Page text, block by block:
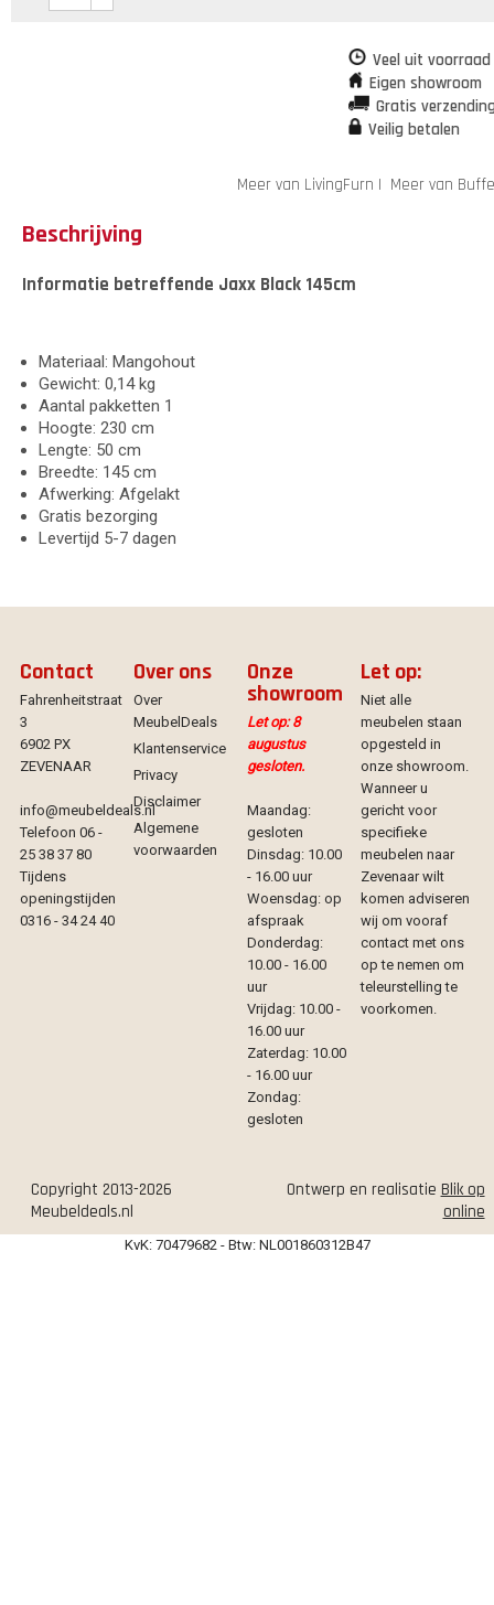
Veel uit
Eigen showroom
Gratis
Veilig betalen
Meer van LivingFurn | Meer van
Beschrijving
Informatie betreffende Jaxx Black 145cm
Materiaal: Mangohout
Gewicht: 0,14 kg
Aantal pakketten 1
Hoogte: 230 cm
Lengte: 50 cm
Breedte: 145 cm
Afwerking: Afgelakt
Gratis bezorging
Levertijd 5-7 dagen
Contact
Fahrenheitstraat
3
6902 PX
ZEVENAAR
info@meubeldeals.nl
Telefoon 06 -
25 38 37 80
Tijdens
openingstijden
0316 - 34 24 40
Over ons
Over
MeubelDeals
Klantenservice
Privacy
Disclaimer
Algemene
voorwaarden
Onze
showroom
Let op: 8
augustus
gesloten.
Maandag:
gesloten
Dinsdag: 10.00
- 16.00 uur
Woensdag: op
afspraak
Donderdag:
10.00 - 16.00
uur
Vrijdag: 10.00 -
16.00 uur
Zaterdag: 10.00
- 16.00 uur
Zondag:
gesloten
Let op:
Niet alle
meubelen staan
opgesteld in
onze showroom.
Wanneer u
gericht voor
specifieke
meubelen naar
Zevenaar wilt
komen adviseren
wij om vooraf
contact met ons
op te nemen om
teleurstelling te
voorkomen.
Copyright 2013-2026
Meubeldeals.nl
Ontwerp en realisatie Blik op
online
KvK: 70479682 - Btw: NL001860312B47